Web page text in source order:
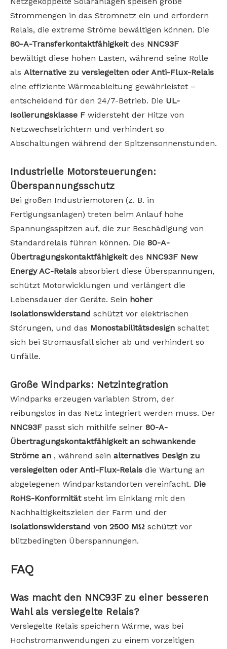
Strommengen in das Stromnetz ein und erfordern
Relais, die extreme Ströme bewältigen können. Die
80-A-Transferkontaktfähigkeit des NNC93F
bewältigt diese hohen Lasten, während seine Rolle
als Alternative zu versiegelten oder Anti-Flux-Relais
eine effiziente Wärmeableitung gewährleistet –
entscheidend für den 24/7-Betrieb. Die UL-
Isolierungsklasse F widersteht der Hitze von
Netzwechselrichtern und verhindert so
Abschaltungen während der Spitzensonnenstunden.
Industrielle Motorsteuerungen:
Überspannungsschutz
Bei großen Industriemotoren (z. B. in
Fertigungsanlagen) treten beim Anlauf hohe
Spannungsspitzen auf, die zur Beschädigung von
Standardrelais führen können. Die 80-A-
Übertragungskontaktfähigkeit des NNC93F New
Energy AC-Relais absorbiert diese Überspannungen,
schützt Motorwicklungen und verlängert die
Lebensdauer der Geräte. Sein hoher
Isolationswiderstand schützt vor elektrischen
Störungen, und das Monostabilitätsdesign schaltet
sich bei Stromausfall sicher ab und verhindert so
Unfälle.
Große Windparks: Netzintegration
Windparks erzeugen variablen Strom, der
reibungslos in das Netz integriert werden muss. Der
NNC93F passt sich mithilfe seiner 80-A-
Übertragungskontaktfähigkeit an schwankende
Ströme an , während sein alternatives Design zu
versiegelten oder Anti-Flux-Relais die Wartung an
abgelegenen Windparkstandorten vereinfacht. Die
RoHS-Konformität steht im Einklang mit den
Nachhaltigkeitszielen der Farm und der
Isolationswiderstand von 2500 MΩ schützt vor
blitzbedingten Überspannungen.
FAQ
Was macht den NNC93F zu einer besseren
Wahl als versiegelte Relais?
Versiegelte Relais speichern Wärme, was bei
Hochstromanwendungen zu einem vorzeitigen